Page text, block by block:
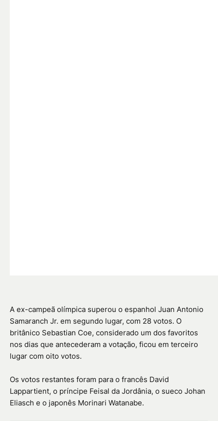
A ex-campeã olímpica superou o espanhol Juan Antonio
Samaranch Jr. em segundo lugar, com 28 votos. O
britânico Sebastian Coe, considerado um dos favoritos
nos dias que antecederam a votação, ficou em terceiro
lugar com oito votos.
Os votos restantes foram para o francês David
Lappartient, o príncipe Feisal da Jordânia, o sueco Johan
Eliasch e o japonês Morinari Watanabe.